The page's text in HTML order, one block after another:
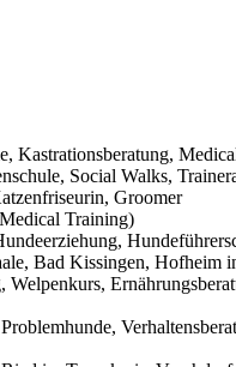
Kastrationsberatung,
Social Walks,
Groomer
Training)
Bad Kissingen,